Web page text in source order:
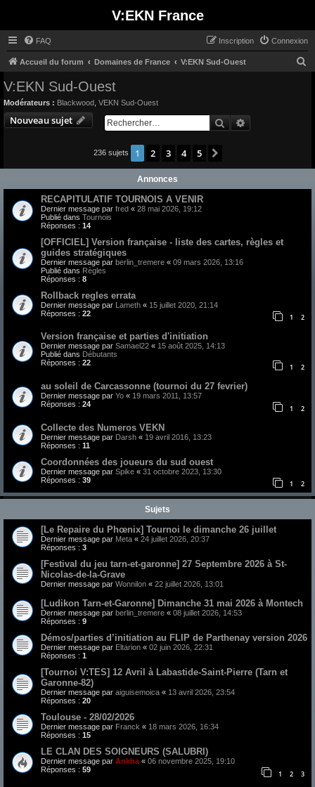
V:EKN France
FAQ Connexion
Inscription
Accueil du forum Domaines de France V:EKN Sud-Ouest
V:EKN Sud-Ouest
Modérateurs : Blackwood VEKN Sud-Ouest
Nouveau sujet Rechercher
236 sujets 1 2 3 4 5
Annonces
RECAPITULATIF TOURNOIS A VENIR
Dernier message par fred « 28 mai 2026, 19:12
Publié dans Tournois
Réponses : 14
[OFFICIEL] Version française - liste des cartes, règles et
guides stratégiques
Dernier message par berlin_tremere « 09 mars 2026, 13:16
Publié dans Règles
Réponses : 8
Rollback regles errata
Dernier message par Lameth « 15 juillet 2020, 21:14
Réponses : 22 1 2
Version française et parties d'initiation
Dernier message par Samael22 « 15 août 2025, 14:13
Publié dans Débutants
Réponses : 22 1 2
au soleil de Carcassonne (tournoi du 27 fevrier)
Dernier message par Yo « 19 mars 2011, 13:57
Réponses : 24 1 2
Collecte des Numeros VEKN
Dernier message par Darsh « 19 avril 2016, 13:23
Réponses : 11
Coordonnées des joueurs du sud ouest
Dernier message par Spike « 31 octobre 2023, 13:30
Réponses : 39 1 2
Sujets
[Le Repaire du Phœnix] Tournoi le dimanche 26 juillet
Dernier message par Meta « 24 juillet 2026, 20:37
Réponses : 3
[Festival du jeu tarn-et-garonne] 27 Septembre 2026 à St-
Nicolas-de-la-Grave
Dernier message par Wonnilon « 22 juillet 2026, 13:01
[Ludikon Tarn-et-Garonne] Dimanche 31 mai 2026 à Montech
Dernier message par berlin_tremere « 08 juillet 2026, 14:53
Réponses : 9
Démos/parties d’initiation au FLIP de Parthenay version 2026
Dernier message par Eltarion « 02 juin 2026, 22:31
Réponses : 1
[Tournoi V:TES] 12 Avril à Labastide-Saint-Pierre (Tarn et
Garonne-82)
Dernier message par aiguisemoica « 13 avril 2026, 23:54
Réponses : 20
Toulouse - 28/02/2026
Dernier message par Franck « 18 mars 2026, 16:34
Réponses : 15
LE CLAN DES SOIGNEURS (SALUBRI)
Dernier message par Ankha « 06 novembre 2025, 19:10
Réponses : 59 1 2 3